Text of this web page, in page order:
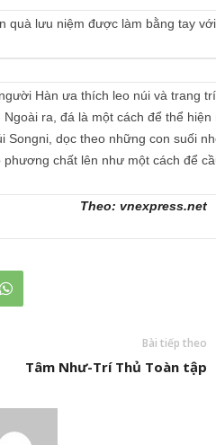
quà lưu niệm được làm bằng tay
Hàn ưa thích leo núi và trang
ra, đá là một cách để thể hiện
dọc theo những con suối
chất lên như một cách để
Theo: vnexpress.net
Bài tiếp theo
Tâm Như-Trí Thủ Toàn tập